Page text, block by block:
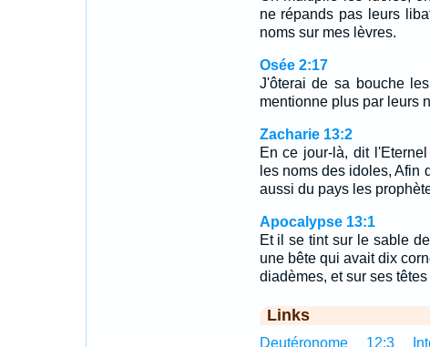
ne répands pas leurs
noms sur mes lèvres.
Osée 2:17
J'ôterai de sa bouche
mentionne plus par leurs
Zacharie 13:2
En ce jour-là, dit
les noms des idoles, Afin
aussi du pays les
Apocalypse 13:1
Et il se tint sur le sable
une bête qui avait dix
diadèmes, et sur ses
Links
Deutéronome 12:3